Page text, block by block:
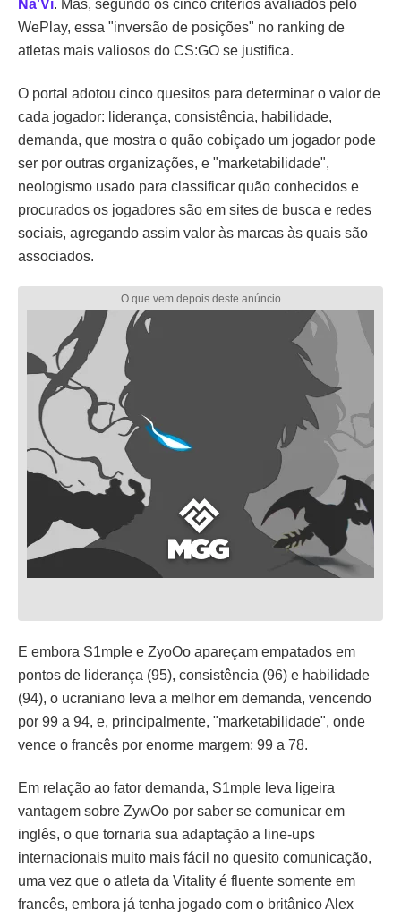
Na'Vi. Mas, segundo os cinco critérios avaliados pelo
WePlay, essa "inversão de posições" no ranking de
atletas mais valiosos do CS:GO se justifica.
O portal adotou cinco quesitos para determinar o valor de
cada jogador: liderança, consistência, habilidade,
demanda, que mostra o quão cobiçado um jogador pode
ser por outras organizações, e "marketabilidade",
neologismo usado para classificar quão conhecidos e
procurados os jogadores são em sites de busca e redes
sociais, agregando assim valor às marcas às quais são
associados.
E embora S1mple e ZyoOo apareçam empatados em
pontos de liderança (95), consistência (96) e habilidade
(94), o ucraniano leva a melhor em demanda, vencendo
por 99 a 94, e, principalmente, "marketabilidade", onde
vence o francês por enorme margem: 99 a 78.
Em relação ao fator demanda, S1mple leva ligeira
vantagem sobre ZywOo por saber se comunicar em
inglês, o que tornaria sua adaptação a line-ups
internacionais muito mais fácil no quesito comunicação,
uma vez que o atleta da Vitality é fluente somente em
francês, embora já tenha jogado com o britânico Alex